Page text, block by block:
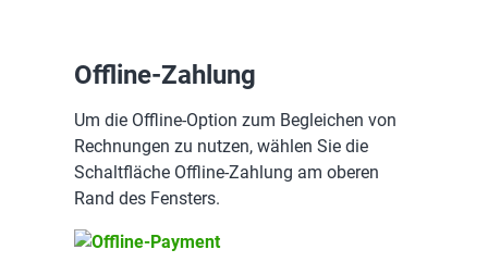
Offline-Zahlung
Um die Offline-Option zum Begleichen von
Rechnungen zu nutzen, wählen Sie die
Schaltfläche Offline-Zahlung am oberen
Rand des Fensters.